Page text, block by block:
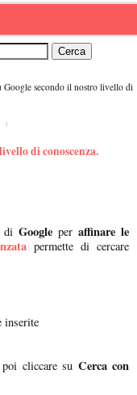
Google secondo il nostro livello di
:
di conoscenza.
di Google per affinare le
permette di cercare
inserite
cliccare su Cerca con